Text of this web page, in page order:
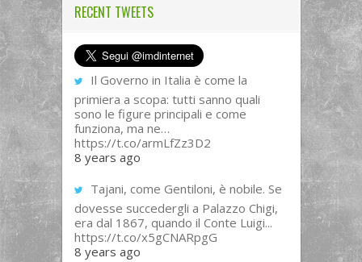
RECENT TWEETS
Il Governo in Italia è come la
primiera a scopa: tutti sanno quali
sono le figure principali e come
funziona, ma ne…
https://t.co/armLfZz3D2
8 years ago
Tajani, come Gentiloni, è nobile. Se
dovesse succedergli a Palazzo Chigi,
era dal 1867, quando il Conte Luigi...
https://t.co/x5gCNARpgG
8 years ago